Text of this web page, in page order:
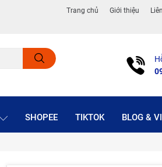
Trang chủ Giới thiệu
SHOPEE TIKTOK BLOG &